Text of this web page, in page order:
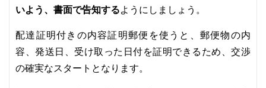
いよう、 書面で告知するようにしましょう。
配達証明付きの内容証明郵便を使うと、郵便物の内
容、発送日、受け取った日付を証明できるため、交渉
の確実なスタートとなります。